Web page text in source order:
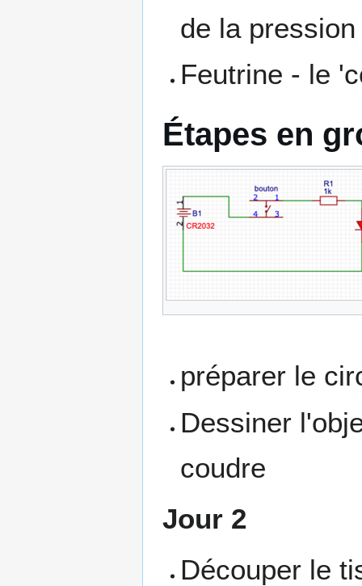
de la pression
Feutrine - le
Étapes en
préparer le
Dessiner
coudre
Jour 2
Découper le